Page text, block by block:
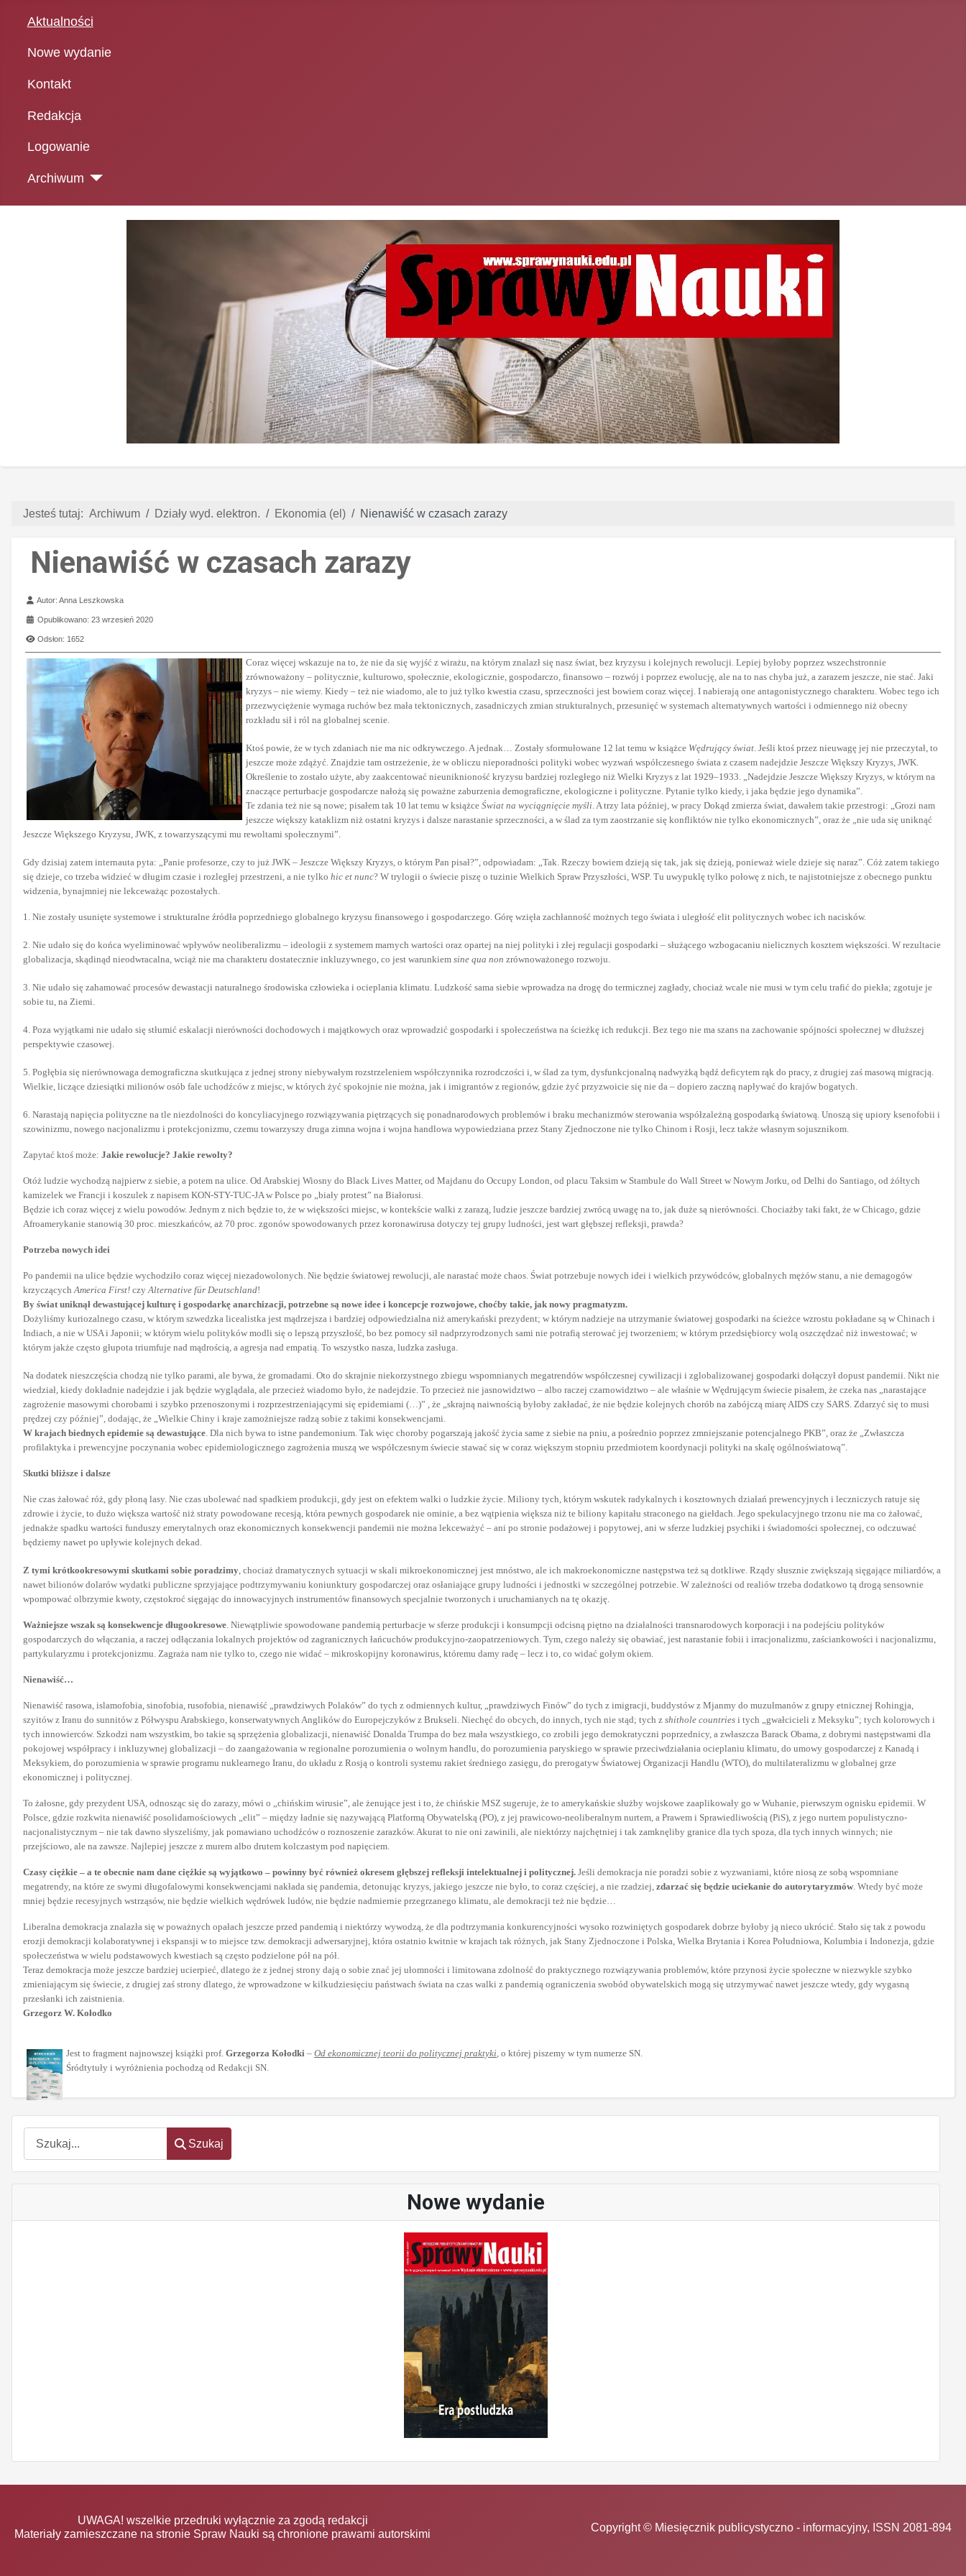
Aktualności
Nowe wydanie
Kontakt
Redakcja
Logowanie
Archiwum
Szukaj
Szukaj
Nowe wydanie
Jesteś tutaj: Archiwum Działy wyd. elektron. Ekonomia (el) Nienawiść w czasach zarazy
Nienawiść w czasach zarazy
Szczegóły
Autor:Anna Leszkowska
Opublikowano: 23 wrzesień 2020
Odsłon: 1652
Coraz więcej wskazuje na to, że nie da się wyjść z wirażu, na którym znalazł się nasz świat, bez kryzysu i kolejnych rewolucji. Lepiej byłoby poprzez wszechstronnie
zrównoważony – politycznie, kulturowo, społecznie, ekologicznie, gospodarczo, finansowo – rozwój i poprzez ewolucję, ale na to nas chyba już, a zarazem jeszcze, nie stać. Jaki
kryzys – nie wiemy. Kiedy – też nie wiadomo, ale to już tylko kwestia czasu, sprzeczności jest bowiem coraz więcej. I nabierają one antagonistycznego charakteru. Wobec tego ich
przezwyciężenie wymaga ruchów bez mała tektonicznych, zasadniczych zmian strukturalnych, przesunięć w systemach alternatywnych wartości i odmiennego niż obecny
rozkładu sił i ról na globalnej scenie.
Ktoś powie, że w tych zdaniach nie ma nic odkrywczego. A jednak… Zostały sformułowane 12 lat temu w książce Wędrujący świat . Jeśli ktoś przez nieuwagę jej nie przeczytał, to
jeszcze może zdążyć. Znajdzie tam ostrzeżenie, że w obliczu nieporadności polityki wobec wyzwań współczesnego świata z czasem nadejdzie Jeszcze Większy Kryzys, JWK.
Określenie to zostało użyte, aby zaakcentować nieuniknioność kryzysu bardziej rozległego niż Wielki Kryzys z lat 1929–1933. „Nadejdzie Jeszcze Większy Kryzys, w którym na
znaczące perturbacje gospodarcze nałożą się poważne zaburzenia demograficzne, ekologiczne i polityczne. Pytanie tylko kiedy, i jaka będzie jego dynamika”.
Te zdania też nie są nowe; pisałem tak 10 lat temu w książce Świat na wyciągnięcie myśli . A trzy lata później, w pracy Dokąd zmierza świat, dawałem takie przestrogi: „Grozi nam
jeszcze większy kataklizm niż ostatni kryzys i dalsze narastanie sprzeczności, a w ślad za tym zaostrzanie się konfliktów nie tylko ekonomicznych”, oraz że „nie uda się uniknąć
Jeszcze Większego Kryzysu, JWK, z towarzyszącymi mu rewoltami społecznymi”.
Gdy dzisiaj zatem internauta pyta: „Panie profesorze, czy to już JWK – Jeszcze Większy Kryzys, o którym Pan pisał?”, odpowiadam: „Tak. Rzeczy bowiem dzieją się tak, jak się dzieją, ponieważ wiele dzieje się naraz”. Cóż zatem takiego
się dzieje, co trzeba widzieć w długim czasie i rozległej przestrzeni, a nie tylko hic et nunc? W trylogii o świecie piszę o tuzinie Wielkich Spraw Przyszłości, WSP. Tu uwypuklę tylko połowę z nich, te najistotniejsze z obecnego punktu
widzenia, bynajmniej nie lekceważąc pozostałych.
1. Nie zostały usunięte systemowe i strukturalne źródła poprzedniego globalnego kryzysu finansowego i gospodarczego. Górę wzięła zachłanność możnych tego świata i uległość elit politycznych wobec ich nacisków.
2. Nie udało się do końca wyeliminować wpływów neoliberalizmu – ideologii z systemem marnych wartości oraz opartej na niej polityki i złej regulacji gospodarki – służącego wzbogacaniu nielicznych kosztem większości. W rezultacie
globalizacja, skądinąd nieodwracalna, wciąż nie ma charakteru dostatecznie inkluzywnego, co jest warunkiem sine qua non zrównoważonego rozwoju.
3. Nie udało się zahamować procesów dewastacji naturalnego środowiska człowieka i ocieplania klimatu. Ludzkość sama siebie wprowadza na drogę do termicznej zagłady, chociaż wcale nie musi w tym celu trafić do piekła; zgotuje je
sobie tu, na Ziemi.
4. Poza wyjątkami nie udało się stłumić eskalacji nierówności dochodowych i majątkowych oraz wprowadzić gospodarki i społeczeństwa na ścieżkę ich redukcji. Bez tego nie ma szans na zachowanie spójności społecznej w dłuższej
perspektywie czasowej.
5. Pogłębia się nierównowaga demograficzna skutkująca z jednej strony niebywałym rozstrzeleniem współczynnika rozrodczości i, w ślad za tym, dysfunkcjonalną nadwyżką bądź deficytem rąk do pracy, z drugiej zaś masową migracją.
Wielkie, liczące dziesiątki milionów osób fale uchodźców z miejsc, w których żyć spokojnie nie można, jak i imigrantów z regionów, gdzie żyć przyzwoicie się nie da – dopiero zaczną napływać do krajów bogatych.
6. Narastają napięcia polityczne na tle niezdolności do koncyliacyjnego rozwiązywania piętrzących się ponadnarodowych problemów i braku mechanizmów sterowania współzależną gospodarką światową. Unoszą się upiory ksenofobii i
szowinizmu, nowego nacjonalizmu i protekcjonizmu, czemu towarzyszy druga zimna wojna i wojna handlowa wypowiedziana przez Stany Zjednoczone nie tylko Chinom i Rosji, lecz także własnym sojusznikom.
Zapytać ktoś może: Jakie rewolucje? Jakie rewolty?
Otóż ludzie wychodzą najpierw z siebie, a potem na ulice. Od Arabskiej Wiosny do Black Lives Matter, od Majdanu do Occupy London, od placu Taksim w Stambule do Wall Street w Nowym Jorku, od Delhi do Santiago, od żółtych
kamizelek we Francji i koszulek z napisem KON-STY-TUC-JA w Polsce po „biały protest” na Białorusi.
Będzie ich coraz więcej z wielu powodów. Jednym z nich będzie to, że w większości miejsc, w kontekście walki z zarazą, ludzie jeszcze bardziej zwrócą uwagę na to, jak duże są nierówności. Chociażby taki fakt, że w Chicago, gdzie
Afroamerykanie stanowią 30 proc. mieszkańców, aż 70 proc. zgonów spowodowanych przez koronawirusa dotyczy tej grupy ludności, jest wart głębszej refleksji, prawda?
Potrzeba nowych idei
Po pandemii na ulice będzie wychodziło coraz więcej niezadowolonych. Nie będzie światowej rewolucji, ale narastać może chaos. Świat potrzebuje nowych idei i wielkich przywódców, globalnych mężów stanu, a nie demagogów
krzyczących America First! czy Alternative für Deutschland!
By świat uniknął dewastującej kulturę i gospodarkę anarchizacji, potrzebne są nowe idee i koncepcje rozwojowe, choćby takie, jak nowy pragmatyzm.
Dożyliśmy kuriozalnego czasu, w którym szwedzka licealistka jest mądrzejsza i bardziej odpowiedzialna niż amerykański prezydent; w którym nadzieje na utrzymanie światowej gospodarki na ścieżce wzrostu pokładane są w Chinach i
Indiach, a nie w USA i Japonii; w którym wielu polityków modli się o lepszą przyszłość, bo bez pomocy sił nadprzyrodzonych sami nie potrafią sterować jej tworzeniem; w którym przedsiębiorcy wolą oszczędzać niż inwestować; w
którym jakże często głupota triumfuje nad mądrością, a agresja nad empatią. To wszystko nasza, ludzka zasługa.
Na dodatek nieszczęścia chodzą nie tylko parami, ale bywa, że gromadami. Oto do skrajnie niekorzystnego zbiegu wspomnianych megatrendów współczesnej cywilizacji i zglobalizowanej gospodarki dołączył dopust pandemii. Nikt nie
wiedział, kiedy dokładnie nadejdzie i jak będzie wyglądała, ale przecież wiadomo było, że nadejdzie. To przecież nie jasnowidztwo – albo raczej czarnowidztwo – ale właśnie w Wędrującym świecie pisałem, że czeka nas „narastające
zagrożenie masowymi chorobami i szybko przenoszonymi i rozprzestrzeniającymi się epidemiami (…)” , że „skrajną naiwnością byłoby zakładać, że nie będzie kolejnych chorób na zabójczą miarę AIDS czy SARS. Zdarzyć się to musi
prędzej czy później”, dodając, że „Wielkie Chiny i kraje zamożniejsze radzą sobie z takimi konsekwencjami.
W krajach biednych epidemie są dewastujące . Dla nich bywa to istne pandemonium. Tak więc choroby pogarszają jakość życia same z siebie na pniu, a pośrednio poprzez zmniejszanie potencjalnego PKB”, oraz że „Zwłaszcza
profilaktyka i prewencyjne poczynania wobec epidemiologicznego zagrożenia muszą we współczesnym świecie stawać się w coraz większym stopniu przedmiotem koordynacji polityki na skalę ogólnoświatową”.
Skutki bliższe i dalsze
Nie czas żałować róż, gdy płoną lasy. Nie czas ubolewać nad spadkiem produkcji, gdy jest on efektem walki o ludzkie życie. Miliony tych, którym wskutek radykalnych i kosztownych działań prewencyjnych i leczniczych ratuje się
zdrowie i życie, to dużo większa wartość niż straty powodowane recesją, która pewnych gospodarek nie ominie, a bez wątpienia większa niż te biliony kapitału straconego na giełdach. Jego spekulacyjnego trzonu nie ma co żałować,
jednakże spadku wartości funduszy emerytalnych oraz ekonomicznych konsekwencji pandemii nie można lekceważyć – ani po stronie podażowej i popytowej, ani w sferze ludzkiej psychiki i świadomości społecznej, co odczuwać
będziemy nawet po upływie kolejnych dekad.
Z tymi krótkookresowymi skutkami sobie poradzimy , chociaż dramatycznych sytuacji w skali mikroekonomicznej jest mnóstwo, ale ich makroekonomiczne następstwa też są dotkliwe. Rządy słusznie zwiększają sięgające miliardów, a
nawet bilionów dolarów wydatki publiczne sprzyjające podtrzymywaniu koniunktury gospodarczej oraz osłaniające grupy ludności i jednostki w szczególnej potrzebie. W zależności od realiów trzeba dodatkowo tą drogą sensownie
wpompować olbrzymie kwoty, częstokroć sięgając do innowacyjnych instrumentów finansowych specjalnie tworzonych i uruchamianych na tę okazję.
Ważniejsze wszak są konsekwencje długookresowe . Niewątpliwie spowodowane pandemią perturbacje w sferze produkcji i konsumpcji odcisną piętno na działalności transnarodowych korporacji i na podejściu polityków
gospodarczych do włączania, a raczej odłączania lokalnych projektów od zagranicznych łańcuchów produkcyjno-zaopatrzeniowych. Tym, czego należy się obawiać, jest narastanie fobii i irracjonalizmu, zaściankowości i nacjonalizmu,
partykularyzmu i protekcjonizmu. Zagraża nam nie tylko to, czego nie widać – mikroskopijny koronawirus, któremu damy radę – lecz i to, co widać gołym okiem.
Nienawiść…
Nienawiść rasowa, islamofobia, sinofobia, rusofobia, nienawiść „prawdziwych Polaków” do tych z odmiennych kultur, „prawdziwych Finów” do tych z imigracji, buddystów z Mjanmy do muzułmanów z grupy etnicznej Rohingja,
szyitów z Iranu do sunnitów z Półwyspu Arabskiego, konserwatywnych Anglików do Europejczyków z Brukseli. Niechęć do obcych, do innych, tych nie stąd; tych z shithole countries i tych „gwałcicieli z Meksyku”; tych kolorowych i
tych innowierców. Szkodzi nam wszystkim, bo takie są sprzężenia globalizacji, nienawiść Donalda Trumpa do bez mała wszystkiego, co zrobili jego demokratyczni poprzednicy, a zwłaszcza Barack Obama, z dobrymi następstwami dla
pokojowej współpracy i inkluzywnej globalizacji – do zaangażowania w regionalne porozumienia o wolnym handlu, do porozumienia paryskiego w sprawie przeciwdziałania ocieplaniu klimatu, do umowy gospodarczej z Kanadą i
Meksykiem, do porozumienia w sprawie programu nuklearnego Iranu, do układu z Rosją o kontroli systemu rakiet średniego zasięgu, do prerogatyw Światowej Organizacji Handlu (WTO), do multilateralizmu w globalnej grze
ekonomicznej i politycznej.
To żałosne, gdy prezydent USA, odnosząc się do zarazy, mówi o „chińskim wirusie”, ale żenujące jest i to, że chińskie MSZ sugeruje, że to amerykańskie służby wojskowe zaaplikowały go w Wuhanie, pierwszym ognisku epidemii. W
Polsce, gdzie rozkwita nienawiść posolidarnościowych „elit” – między ładnie się nazywającą Platformą Obywatelską (PO), z jej prawicowo-neoliberalnym nurtem, a Prawem i Sprawiedliwością (PiS), z jego nurtem populistyczno-
nacjonalistycznym – nie tak dawno słyszeliśmy, jak pomawiano uchodźców o roznoszenie zarazków. Akurat to nie oni zawinili, ale niektórzy najchętniej i tak zamknęliby granice dla tych spoza, dla tych innych winnych; nie
przejściowo, ale na zawsze. Najlepiej jeszcze z murem albo drutem kolczastym pod napięciem.
Czasy ciężkie – a te obecnie nam dane ciężkie są wyjątkowo – powinny być również okresem głębszej refleksji intelektualnej i politycznej. Jeśli demokracja nie poradzi sobie z wyzwaniami, które niosą ze sobą wspomniane
megatrendy, na które ze swymi długofalowymi konsekwencjami nakłada się pandemia, detonując kryzys, jakiego jeszcze nie było, to coraz częściej, a nie rzadziej, zdarzać się będzie uciekanie do autorytaryzmów . Wtedy być może
mniej będzie recesyjnych wstrząsów, nie będzie wielkich wędrówek ludów, nie będzie nadmiernie przegrzanego klimatu, ale demokracji też nie będzie…
Liberalna demokracja znalazła się w poważnych opałach jeszcze przed pandemią i niektórzy wywodzą, że dla podtrzymania konkurencyjności wysoko rozwiniętych gospodarek dobrze byłoby ją nieco ukrócić. Stało się tak z powodu
erozji demokracji kolaboratywnej i ekspansji w to miejsce tzw. demokracji adwersaryjnej, która ostatnio kwitnie w krajach tak różnych, jak Stany Zjednoczone i Polska, Wielka Brytania i Korea Południowa, Kolumbia i Indonezja, gdzie
społeczeństwa w wielu podstawowych kwestiach są często podzielone pół na pół.
Teraz demokracja może jeszcze bardziej ucierpieć, dlatego że z jednej strony dają o sobie znać jej ułomności i limitowana zdolność do praktycznego rozwiązywania problemów, które przynosi życie społeczne w niezwykle szybko
zmieniającym się świecie, z drugiej zaś strony dlatego, że wprowadzone w kilkudziesięciu państwach świata na czas walki z pandemią ograniczenia swobód obywatelskich mogą się utrzymywać nawet jeszcze wtedy, gdy wygasną
przesłanki ich zaistnienia.
Grzegorz W. Kołodko
Jest to fragment najnowszej książki prof. Grzegorza Kołodki – Od ekonomicznej teorii do politycznej praktyki o której piszemy w tym numerze SN.
Śródtytuły i wyróżnienia pochodzą od Redakcji SN.
UWAGA! wszelkie przedruki wyłącznie za zgodą redakcji
Materiały zamieszczane na stronie Spraw Nauki są chronione prawami autorskimi
Copyright © Miesięcznik publicystyczno - informacyjny, ISSN 2081-894